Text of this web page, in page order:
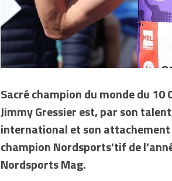
Sacré champion du monde du
Jimmy Gressier est, par son
international et son
champion Nordsports’tif de
Nordsports Mag.